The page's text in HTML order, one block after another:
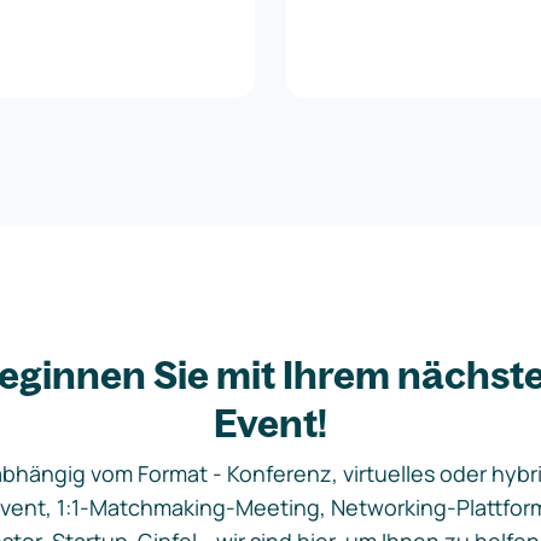
Sie mit Ihrem
Event!
vom Format - Konferenz, virtuelles oder
1:1-Matchmaking-Meeting, Networking-